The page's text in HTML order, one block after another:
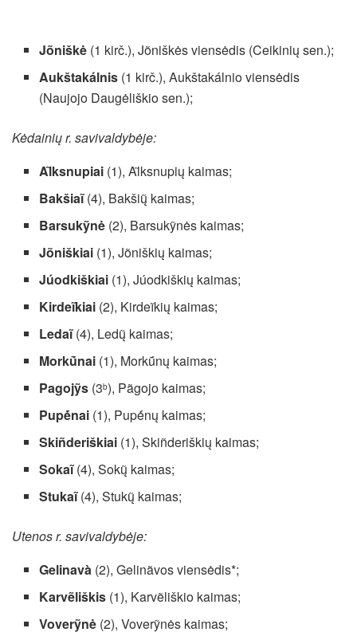
Jõniškė (1 kirč.), Jõniškės viensėdis (Ceikinių sen.);
Aukštakálnis (1 kirč.), Aukštakálnio viensėdis
(Naujojo Daugėliškio sen.);
Kėdainių r. savivaldybėje:
Al̃ksnupiai (1), Al̃ksnupių kaimas;
Bakšiaĩ(4), Bakšių̃ kaimas;
Barsukỹnė (2), Barsukỹnės kaimas;
Jõniškiai (1), Jõniškių kaimas;
Júodkiškiai (1), Júodkiškių kaimas;
Kirdeĩkiai (2), Kirdeĩkių kaimas;
Ledaĩ(4), Ledų̃ kaimas;
Morkū́nai (1), Morkū́nų kaimas;
Pagojỹs (3b), Pãgojo kaimas;
Pupė́nai (1), Pupė́nų kaimas;
Skiñderiškiai (1), Skiñderiškių kaimas;
Sokaĩ(4), Sokų̃ kaimas;
Stukaĩ(4), Stukų̃ kaimas;
Utenos r. savivaldybėje:
Gelinavà (2), Gelinãvos viensėdis*;
Karvẽliškis (1), Karvẽliškio kaimas;
Voverỹnė (2), Voverỹnės kaimas;